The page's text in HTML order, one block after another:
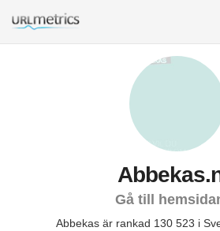
Gå till
Abbekas är rankad 130 523 i